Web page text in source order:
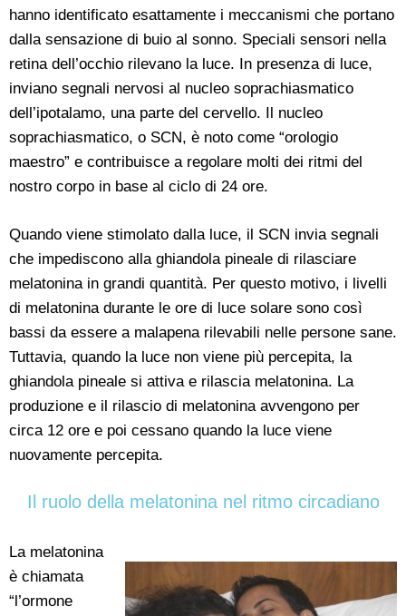
hanno identificato esattamente i meccanismi che portano
dalla sensazione di buio al sonno. Speciali sensori nella
retina dell’occhio rilevano la luce. In presenza di luce,
inviano segnali nervosi al nucleo soprachiasmatico
dell’ipotalamo, una parte del cervello. Il nucleo
soprachiasmatico, o SCN, è noto come “orologio
maestro” e contribuisce a regolare molti dei ritmi del
nostro corpo in base al ciclo di 24 ore.
Quando viene stimolato dalla luce, il SCN invia segnali
che impediscono alla ghiandola pineale di rilasciare
melatonina in grandi quantità. Per questo motivo, i livelli
di melatonina durante le ore di luce solare sono così
bassi da essere a malapena rilevabili nelle persone sane.
Tuttavia, quando la luce non viene più percepita, la
ghiandola pineale si attiva e rilascia melatonina. La
produzione e il rilascio di melatonina avvengono per
circa 12 ore e poi cessano quando la luce viene
nuovamente percepita.
Il ruolo della melatonina nel ritmo circadiano
La melatonina
è chiamata
“l’ormone